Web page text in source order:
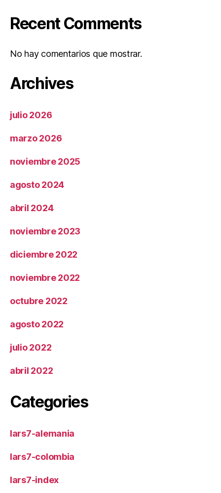
Recent Comments
No hay comentarios que mostrar.
Archives
julio 2026
marzo 2026
noviembre 2025
agosto 2024
abril 2024
noviembre 2023
diciembre 2022
noviembre 2022
octubre 2022
agosto 2022
julio 2022
abril 2022
Categories
lars7-alemania
lars7-colombia
lars7-index